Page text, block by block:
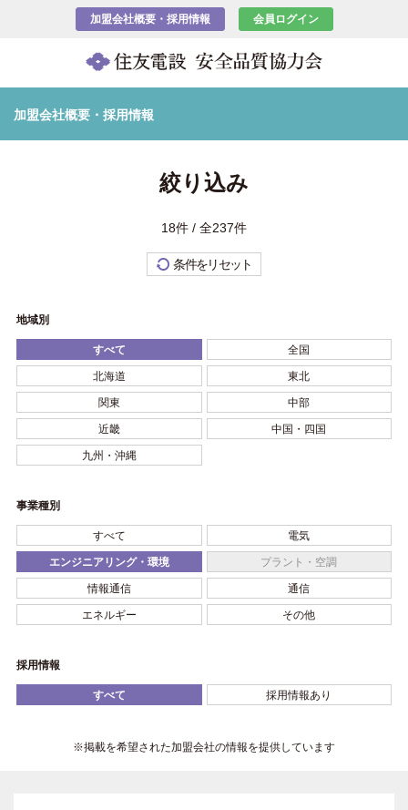
加盟会社概要・採用情報 会員ログイン
加盟会社概要・採用情報
絞り込み
18件 / 全237件
条件をリセット
地域別
すべて 全国
北海道 東北
関東 中部
近畿 中国・四国
九州・沖縄
事業種別
すべて 電気
エンジニアリング・環境 プラント・空調
情報通信 通信
エネルギー その他
採用情報
すべて 採用情報あり
※掲載を希望された加盟会社の情報を提供しています